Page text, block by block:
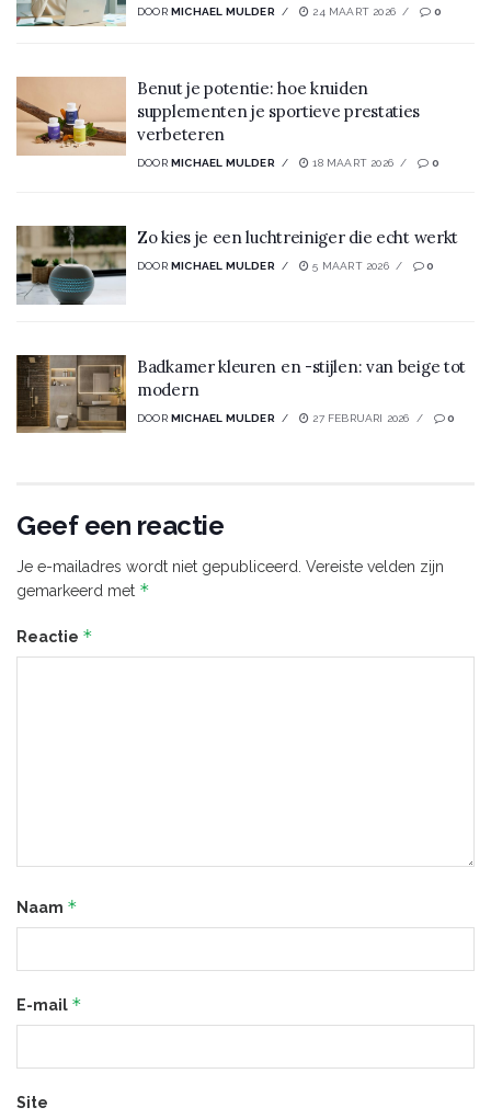
DOOR MICHAEL MULDER 24 MAART 2026 0
Benut je potentie: hoe kruiden
supplementen je sportieve prestaties
verbeteren
DOOR MICHAEL MULDER 18 MAART 2026 0
Zo kies je een luchtreiniger die echt werkt
DOOR MICHAEL MULDER 5 MAART 2026 0
Badkamer kleuren en -stijlen: van beige tot
modern
DOOR MICHAEL MULDER 27 FEBRUARI 2026 0
Geef een reactie
Je e-mailadres wordt niet gepubliceerd. Vereiste velden zijn
gemarkeerd met *
Reactie *
Naam *
E-mail *
Site